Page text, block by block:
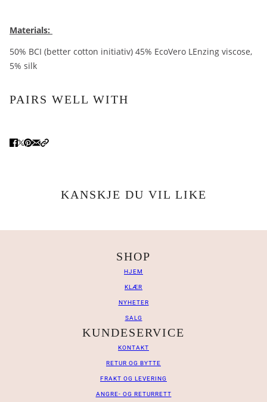
Materials:
50% BCI (better cotton initiativ) 45% EcoVero LEnzing viscose,
5% silk
PAIRS WELL WITH
KANSKJE DU VIL LIKE
SHOP
HJEM
KLÆR
NYHETER
SALG
KUNDESERVICE
KONTAKT
RETUR OG BYTTE
FRAKT OG LEVERING
ANGRE- OG RETURRETT